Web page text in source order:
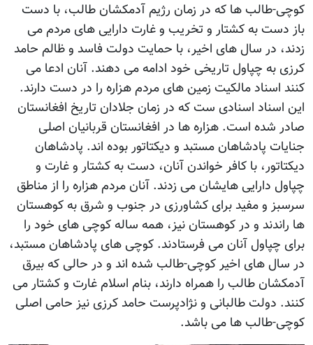
طالب ها که در زمان رژيم آدمکشان طالب، با دست
به کشتار و تخریب و غارت دارایی های مردم می
در سال های اخیر، با حمایت دولت فاسد و ظالم حامد
به چپاول تاریخی خود ادامه می دهند. آنان ادعا می
اسناد مالکیت زمین های مردم هزاره را در دست دارند.
اسنادی ست که در زمان جلادان تاریخ افغانستان
شده است. هزاره ها در افغانستان قربانیان اصلی
پادشاهان مستبد و دیکتاتور بوده اند. پادشاهان
با کافر خواندن آنان، دست به کشتار و غارت و
دارایی هایشان می زدند. آنان مردم هزاره را از مناطق
و مفید برای کشاورزی در جنوب و شرق به کوهستان
و در کوهستان نیز، همه ساله کوچی های خود را
چپاول آنان می فرستادند. کوچی های پادشاهان مستبد،
های اخیر کوچی-طالب شده اند و در حالی که بیرق
طالب را همراه دارند، بنام اسلام غارت و کشتار می
دولت طالبانی و نژادپرست حامد کرزی نیز حامی اصلی
طالب ها می باشد.